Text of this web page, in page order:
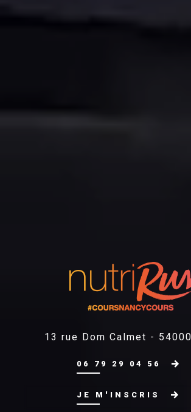
13 rue Dom Calmet -
06 79 29 04 56
JE M'INSCRIS